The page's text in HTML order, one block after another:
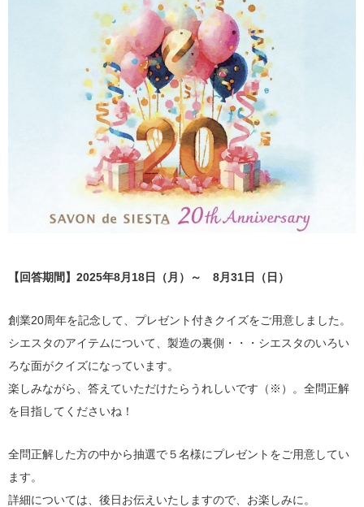
【回答期間】2025年8月18日（月）～ 8月31日（日）
創業20周年を記念して、プレゼント付きクイズをご用意しました。
シエスタのアイテムについて、製造の裏側・・・シエスタのいろい
ろな面がクイズになっています。
楽しみながら、答えていただけたらうれしいです（※）。全問正解
を目指してくださいね！
全問正解した方の中から抽選で５名様にプレゼントをご用意してい
ます。
詳細については、後日お伝えいたしますので、お楽しみに。